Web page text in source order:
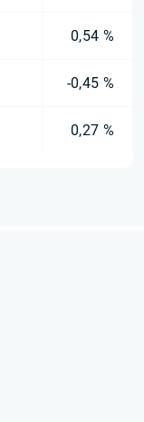
0,54 %
-0,45 %
0,27 %